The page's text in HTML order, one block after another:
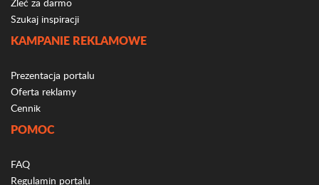
Szukaj inspiracji
KAMPANIE REKLAMOWE
Prezentacja portalu
Oferta reklamy
Cennik
POMOC
FAQ
Regulamin portalu